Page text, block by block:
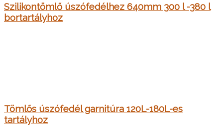
Szilikontömlő úszófedélhez 640mm 300 l -380 l
bortartályhoz
Tömlős úszófedél garnitúra 120L-180L-es
tartályhoz